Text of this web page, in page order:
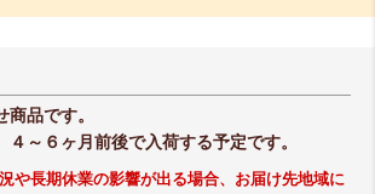
品です。
～６ヶ月前後で入荷する予定です。
や長期休業の影響が出る場合、お届け先地域に